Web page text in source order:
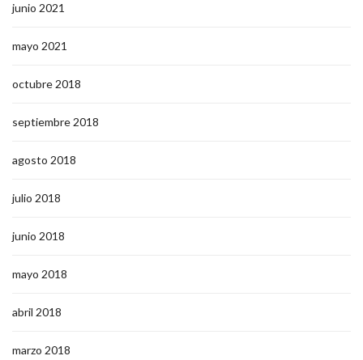
junio 2021
mayo 2021
octubre 2018
septiembre 2018
agosto 2018
julio 2018
junio 2018
mayo 2018
abril 2018
marzo 2018